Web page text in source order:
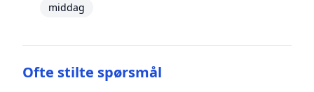
middag
Ofte stilte spørsmål